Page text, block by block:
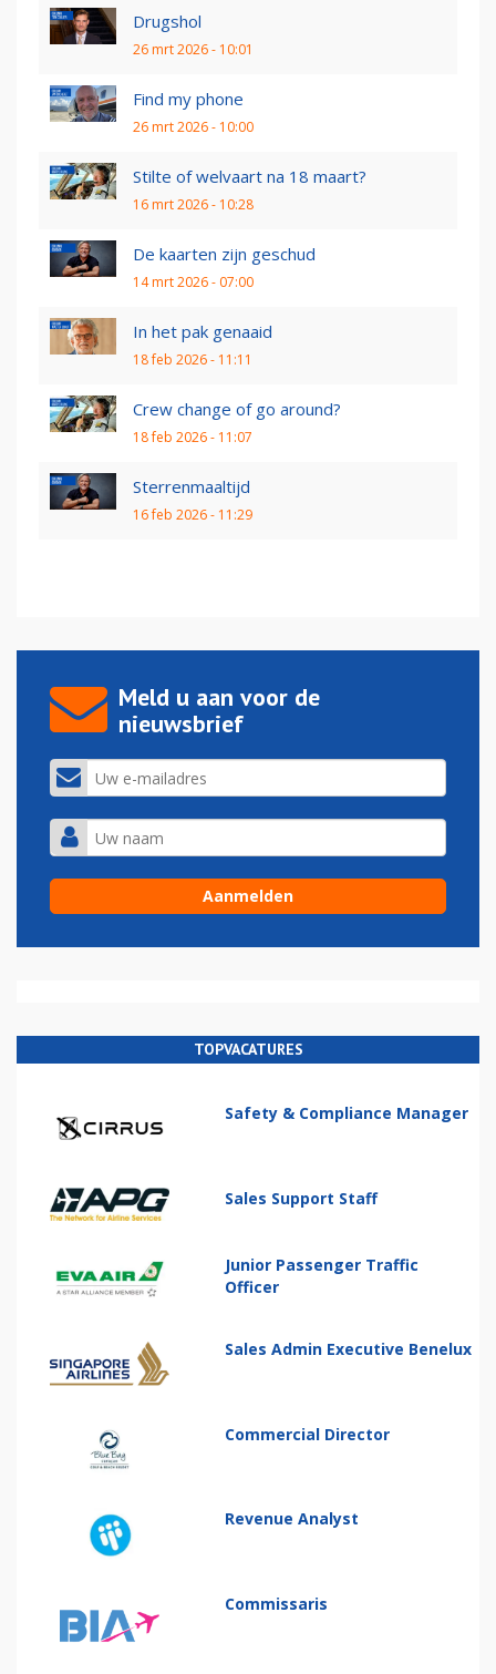
Drugshol
26 mrt 2026 - 10:01
Find my phone
26 mrt 2026 - 10:00
Stilte of welvaart na 18 maart?
16 mrt 2026 - 10:28
De kaarten zijn geschud
14 mrt 2026 - 07:00
In het pak genaaid
18 feb 2026 - 11:11
Crew change of go around?
18 feb 2026 - 11:07
Sterrenmaaltijd
16 feb 2026 - 11:29
Meld u aan voor de
nieuwsbrief
TOPVACATURES
Safety & Compliance Manager
Sales Support Staff
Junior Passenger Traffic
Officer
Sales Admin Executive Benelux
Commercial Director
Revenue Analyst
Commissaris